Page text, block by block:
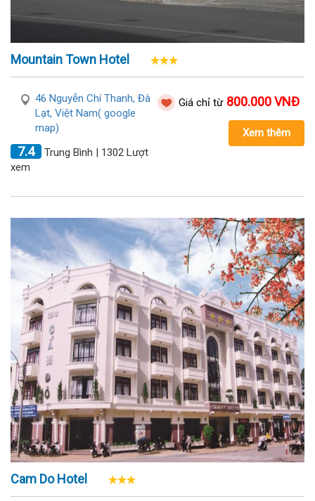
Mountain Town Hotel
46 Nguyễn Chí Thanh, Đà
Lạt, Việt Nam( google
map)
7.4
Trung Bình | 1302 Lượt
xem
Giá chỉ từ 800.000 VNĐ
Xem thêm
Cam Do Hotel